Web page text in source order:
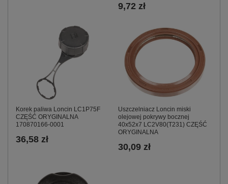
9,72 zł
Korek paliwa Loncin LC1P75F
CZĘŚĆ ORYGINALNA
170870166-0001
36,58 zł
Uszczelniacz Loncin miski
olejowej pokrywy bocznej
40x52x7 LC2V80(T231) CZĘŚĆ
ORYGINALNA
30,09 zł